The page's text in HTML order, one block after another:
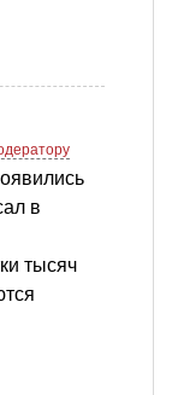
в
тысяч